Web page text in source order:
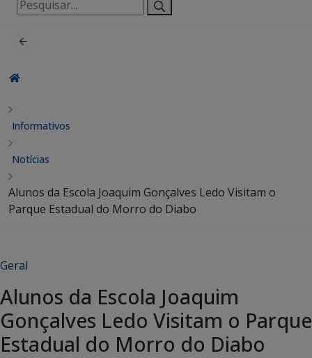
por:
Informativos
Notícias
Alunos da Escola Joaquim Gonçalves Ledo Visitam o
Parque Estadual do Morro do Diabo
Geral
Alunos da Escola Joaquim
Gonçalves Ledo Visitam o Parque
Estadual do Morro do Diabo